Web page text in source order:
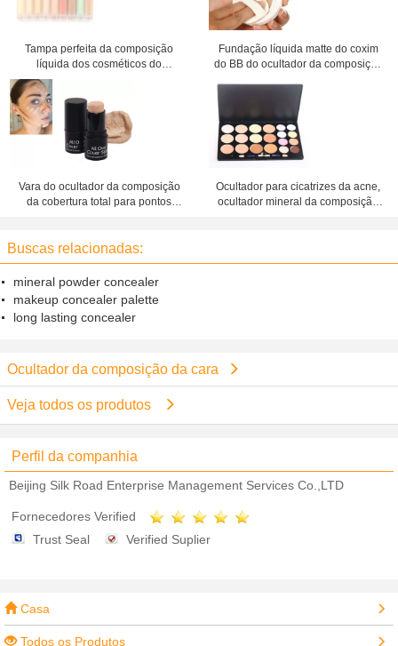
Tampa perfeita da composição
líquida dos cosméticos do
ocultador da composição da cara
Fundação líquida matte do coxim
do BB do ocultador da composição
Vara do ocultador da composição
da cobertura total para pontos
Ocultador para cicatrizes da acne,
ocultador mineral da composição
Buscas relacionadas:
mineral powder concealer
makeup concealer palette
long lasting concealer
Ocultador da composição da cara
Veja todos os produtos
Perfil da companhia
Beijing Silk Road Enterprise Management Services Co.,LTD
Fornecedores Verified
Trust Seal
Verified Suplier
Casa
Todos os Produtos